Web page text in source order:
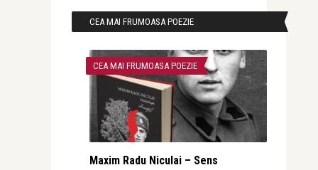
CEA MAI FRUMOASA POEZIE
CEA MAI FRUMOASA POEZIE
Maxim Radu Niculai – Sens